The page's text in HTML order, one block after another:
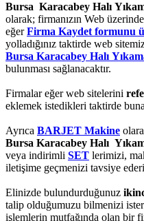
Bursa Karacabey Halı
olarak; firmanızın Web
eğerFirma Kaydet formunu
yolladığınız taktirde web
Bursa Karacabey Halı
bulunması sağlanacaktır.
Firmalar eğer web sitelerini
eklemek istedikleri taktirde
Ayrıca BARJET Makine
Bursa Karacabey Halı
veya indirimli SET lerimizi,
iletişime geçmenizi tavsiye
Elinizde bulundurduğunuz
talip olduğumuzu bilmenizi
işlemlerin mutfağında olan bir